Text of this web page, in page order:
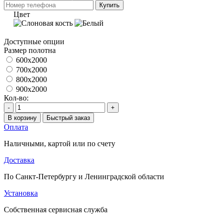
Купить
Цвет
Доступные опции
Размер полотна
600x2000
700x2000
800x2000
900x2000
Кол-во:
-
+
В корзину
Быстрый заказ
Оплата
Наличными, картой или по счету
Доставка
По Санкт-Петербургу и Ленинградской области
Установка
Собственная сервисная служба